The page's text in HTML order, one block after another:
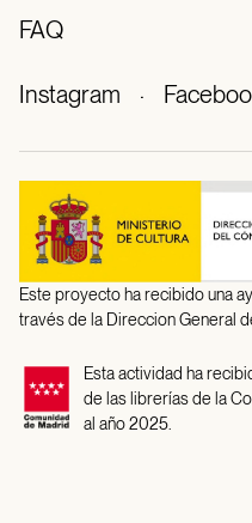
FAQ
Instagram ·
Este proyecto ha recibido una
través de la Direccion General
Esta actividad ha
de las librerías de la
al año 2025.